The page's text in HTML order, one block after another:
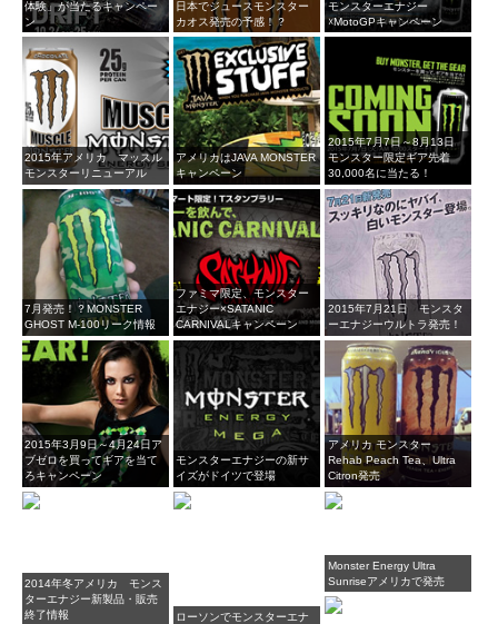
体験」が当たるキャンペー
ン
日本でジュースモンスター
カオス発売の予感！？
モンスターエナジー
☓MotoGPキャンペーン
2015年アメリカ マッスル
モンスターリニューアル
アメリカはJAVA MONSTER
キャンペーン
2015年7月7日～8月13日
モンスター限定ギア先着
30,000名に当たる！
7月発売！？MONSTER
GHOST M-100リーク情報
ファミマ限定、モンスター
エナジー×SATANIC
CARNIVALキャンペーン
2015年7月21日 モンスタ
ーエナジーウルトラ発売！
2015年3月9日～4月24日ア
ブゼロを買ってギアを当て
ろキャンペーン
モンスターエナジーの新サ
イズがドイツで登場
アメリカ モンスター
Rehab Peach Tea、Ultra
Citron発売
2014年冬アメリカ モンス
ターエナジー新製品・販売
終了情報
ローソンでモンスターエナ
Monster Energy Ultra
Sunriseアメリカで発売